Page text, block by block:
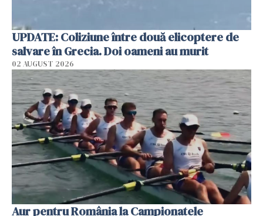
UPDATE: Coliziune între două elicoptere de
salvare în Grecia. Doi oameni au murit
02 AUGUST 2026
Aur pentru România la Campionatele